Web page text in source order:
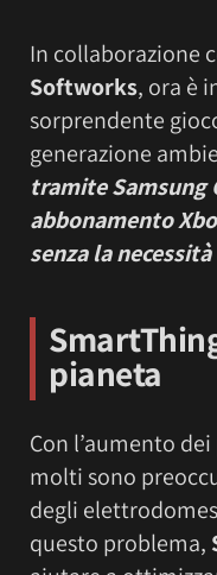
In collaborazione
Softworks, ora è
sorprendente
generazione
tramite Samsung
abbonamento
senza la
pianeta
Con l’aumento
molti sono
degli
questo problema,